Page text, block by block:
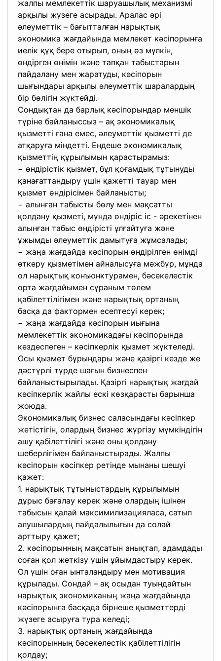
жалпы мемлекеттік шаруашылық механизмі
арқылы жүзеге асырады. Аралас әрі
әлеуметтік – бағытталған нарықтық
экономика жағдайында мемлекет кәсіпорынға
иелік құқ бере отырып, оның өз мүлкін,
өндірген өнімін және тапқан табыстарын
пайдалану мен жаратуды, кәсіпорын
шығындары арқылы әлеуметтік шаралардың
бір бөлігін жүктейді.
Сондықтан да барлық кәсіпорындар меншік
түріне байланыссыз – ақ экономикалық
қызметті ғана емес, әлеуметтік қызметті де
атқаруға міндетті. Ендеше экономикалық
қызметтің құрылымын қарастырамыз:
− өндірістік қызмет, бұл қоғамдық тұтынуды
қанағаттандыру үшін қажетті тауар мен
қызмет өндірісімен байланысты;
− алынған табысты бөлу мен мақсатты
қолдану қызметі, мұнда өндіріс іс - әрекетінен
алынған табыс өндірісті ұлғайтуға және
ұжымды әлеуметтік дамытуға жұмсалады;
− жаңа жағдайда кәсіпорын өндірілген өнімді
өткеру қызметімен айналысуға мәжбүр, мұнда
ол нарықтық конъюнктурамен, бәсекелестік
орта жағдайымен сұраным төлем
қабілеттілігімен және нарықтық ортаның
басқа да фактормен есептесуі керек;
− жаңа жағдайда кәсіпорын иығына
мемлекеттік экономикадағы кәсіпорында
кездеспеген – кәсіпкерлік қызмет жүктеледі.
Осы қызмет бұрындары және қазіргі кезде же
дәстүрлі түрде шағын бизнеспен
байланыстырылады. Қазіргі нарықтық жағдай
кәсіпкерлік жайлы ескі көзқарасты барынша
жоюда.
Экономикалық бизнес саласындағы кәсіпкер
жетістігін, олардың бизнес жүргізу мүмкіндігін
ашу қабілеттілігі және оны қолдану
шеберлігімен байланыстырады. Жалпы
кәсіпорын кәсіпкер ретінде мынаны шешуі
қажет:
1. нарықтық тұтыныстардың құрылымын
дұрыс бағалау керек және олардың ішінен
табысын қалай максимилизацияласа, сатып
алушылардың пайдалылығын да солай
арттыру қажет;
2. кәсіпорынның мақсатын анықтап, адамдады
соған қол жеткізу үшін ұйымдастыру керек.
Ол үшін оған ынталандыру мен мотивация
құрылады. Сондай – ақ осыдан туындайтын
нарықтық экономиканың жаңа жағдайында
кәсіпорынға басқада бірнеше қызметтерді
жүзеге асыруға тура келеді;
3. нарықтық ортаның жағдайында
кәсіпорынның бәсекелестік қабілеттілігін
қолдау;